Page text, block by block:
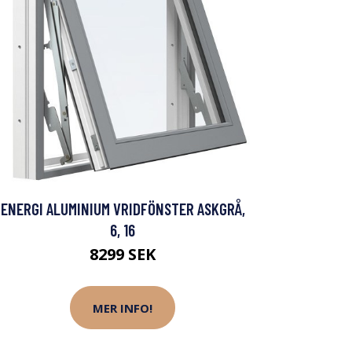
ENERGI ALUMINIUM VRIDFÖNSTER ASKGRÅ,
6, 16
8299 SEK
MER INFO!